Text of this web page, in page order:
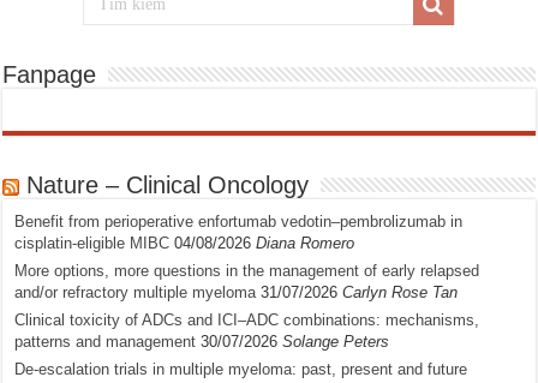
Fanpage
Nature – Clinical Oncology
Benefit from perioperative enfortumab vedotin–pembrolizumab in
cisplatin-eligible MIBC 04/08/2026 Diana Romero
More options, more questions in the management of early relapsed
and/or refractory multiple myeloma 31/07/2026 Carlyn Rose Tan
Clinical toxicity of ADCs and ICI–ADC combinations: mechanisms,
patterns and management 30/07/2026 Solange Peters
De-escalation trials in multiple myeloma: past, present and future